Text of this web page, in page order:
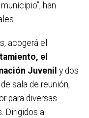
han
acogerá el
el
Juvenil y dos
sala de reunión,
para diversas
Dirigidos a